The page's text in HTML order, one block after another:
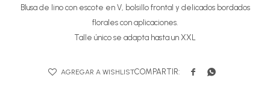
Blusa de lino con escote en V, bolsillo frontal y delicados bordados
florales con aplicaciones.
Talle único se adapta hasta un XXL
 